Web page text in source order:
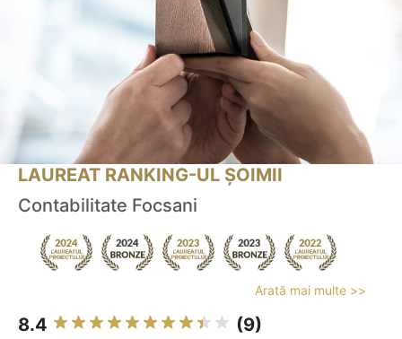
LAUREAT RANKING-UL ȘOIMII
Contabilitate Focsani
Arată mai multe >>
8.4 (9)